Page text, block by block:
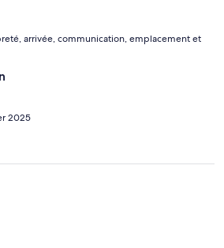
arrivée, communication, emplacement et
2025